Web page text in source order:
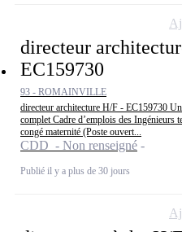
directeur
EC159730
93 - ROMAINVILLE
directeur architecture H/F - EC159730
complet Cadre d’emplois des Ingénieurs
congé maternité (Poste ouvert...
CDD - Non renseigné
Publié il y a plus de 30 jours